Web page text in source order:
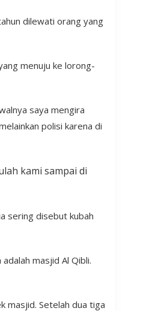
dilewati orang yang
menuju ke lorong-
saya mengira
polisi karena di
kami sampai di
sering disebut kubah
masjid Al Qibli.
masjid. Setelah dua tiga